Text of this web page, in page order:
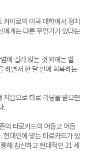
이로의 미국 대학에서 정치
에게는 다른 무언가가 있다는
에 걸려 앉는 것 외에는 할
하면서 한 달 만에 회복하는
음으로 타로 리딩을 받으면
.
의 타로카드의 어둡고 어둡
대인에 맞는 타로카드가 있
해 참신하고 현대적인 21 세